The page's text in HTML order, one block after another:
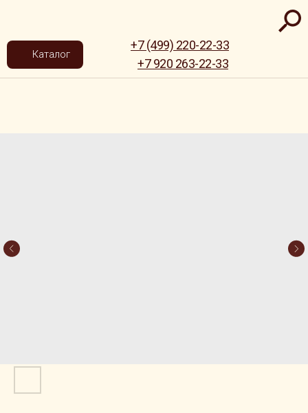
+7 920 263-22-33
+7 (499) 220-22-33
Каталог